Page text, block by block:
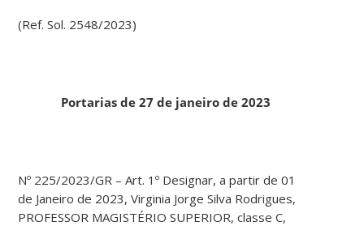
(Ref. Sol. 2548/2023)
Portarias de 27 de janeiro de 2023
Nº 225/2023/GR – Art. 1º Designar, a partir de 01
de Janeiro de 2023, Virginia Jorge Silva Rodrigues,
PROFESSOR MAGISTÉRIO SUPERIOR, classe C,